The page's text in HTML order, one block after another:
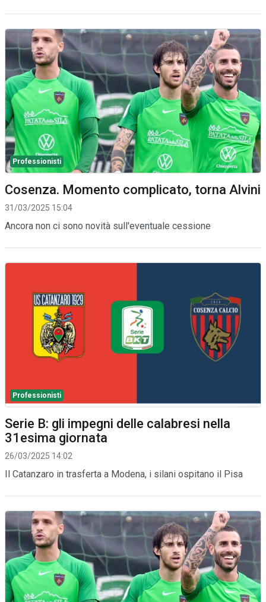
Professionisti
Cosenza. Momento complicato, torna Alvini
31/03/2025 15:04
Ancora non ci sono novità sull'eventuale cessione
Professionisti
Serie B: gli impegni delle calabresi nella
31esima giornata
26/03/2025 14:02
Il Catanzaro in trasferta a Modena, i silani ospitano il Pisa